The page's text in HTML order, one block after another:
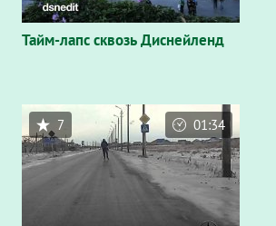
Тайм-лапс сквозь Диснейленд
7 01:34